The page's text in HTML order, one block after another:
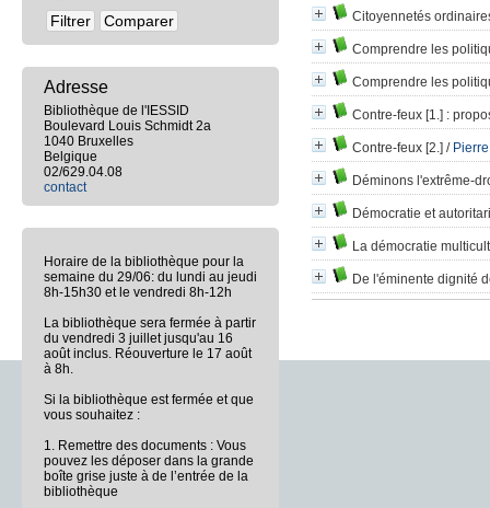
Citoyennetés
Comprendre les
Comprendre les
Contre-feux [1.] :
Contre-feux [2.] /
Déminons l'extrême-
Démocratie et
La démocratie
De l'éminente dignité
Adresse
Bibliothèque de l'IESSID
Boulevard Louis Schmidt 2a
1040 Bruxelles
Belgique
02/629.04.08
contact
Horaire de la bibliothèque pour la
semaine du 29/06: du lundi au jeudi
8h-15h30 et le vendredi 8h-12h
La bibliothèque sera fermée à partir
du vendredi 3 juillet jusqu'au 16
août inclus. Réouverture le 17 août
à 8h.
Si la bibliothèque est fermée et que
vous souhaitez :
1. Remettre des documents : Vous
pouvez les déposer dans la grande
boîte grise juste à de l’entrée de la
bibliothèque